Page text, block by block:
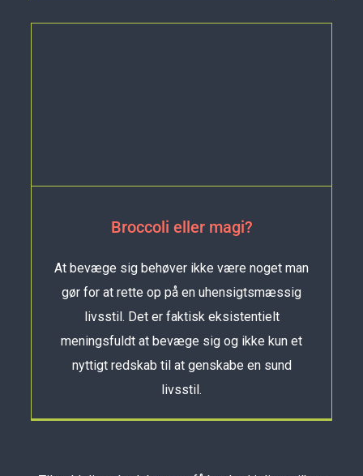
Broccoli eller magi?
At bevæge sig behøver ikke være noget man
gør for at rette op på en uhensigtsmæssig
livsstil. Det er faktisk eksistentielt
meningsfuldt at bevæge sig og ikke kun et
nyttigt redskab til at genskabe en sund
livsstil.